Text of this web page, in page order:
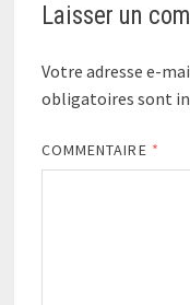
Laisser un
Votre adresse e-
obligatoires sont
COMMENTAIRE *